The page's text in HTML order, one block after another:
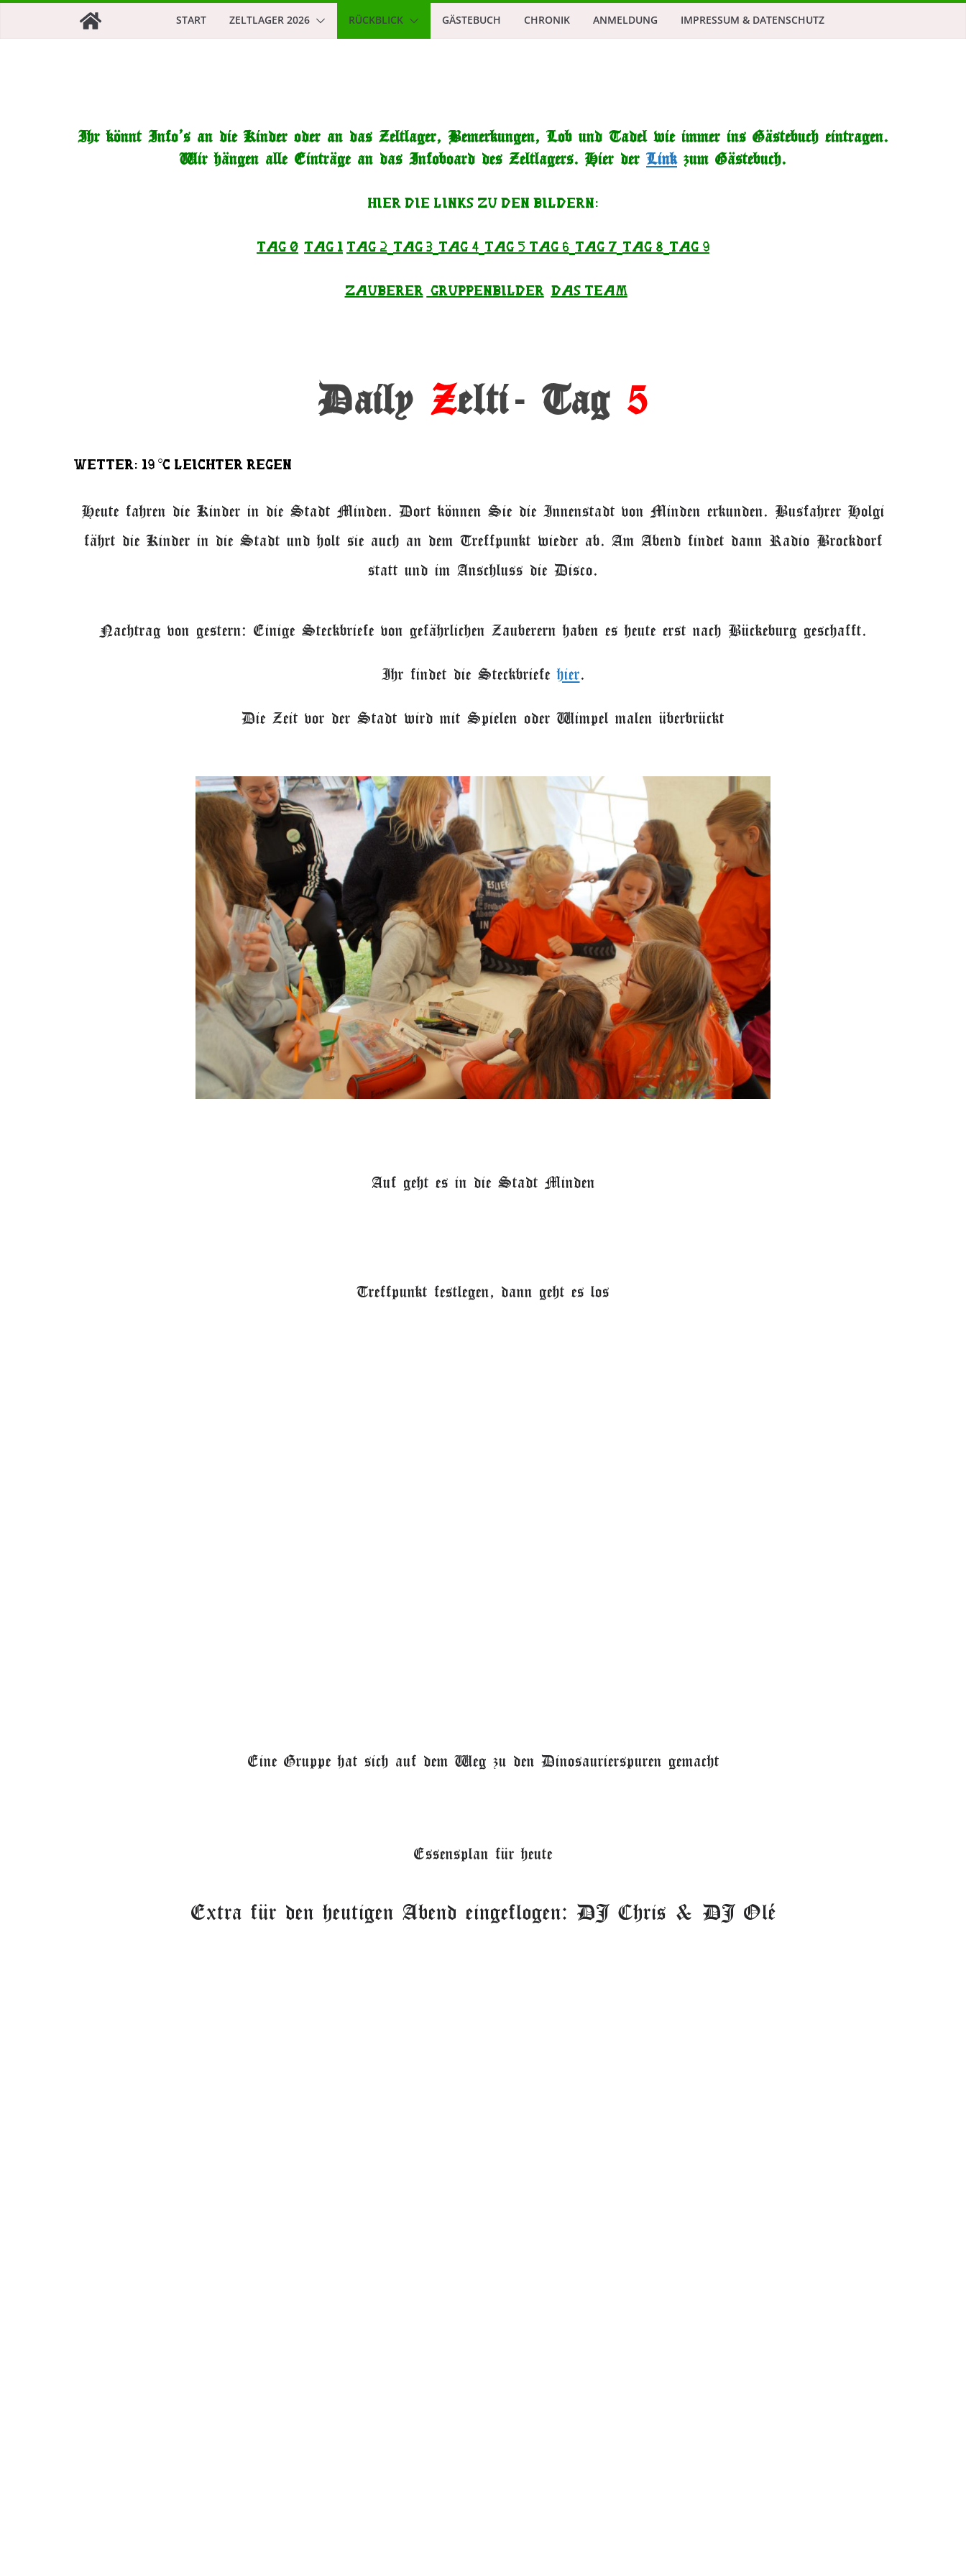
START ZELTLAGER 2026 RÜCKBLICK GÄSTEBUCH CHRONIK ANMELDUNG IMPRESSUM & DATENSCHUTZ
Ihr könnt Info’s an die Kinder oder an das Zeltlager, Bemerkungen, Lob und Tadel wie immer ins Gästebuch eintragen.
Wir hängen alle Einträge an das Infoboard des Zeltlagers. Hier derLinkzum Gästebuch.
Hier die Links zu den Bildern:
Tag 0 Tag 1 Tag 2 Tag 3 Tag 4 Tag 5 Tag 6 Tag 7 Tag 8 Tag 9
Zauberer Gruppenbilder Das Team
Daily Zelti- Tag 5
Wetter: 19 °C Leichter Regen
Heute fahren die Kinder in die Stadt Minden. Dort können Sie die Innenstadt von Minden erkunden. Busfahrer Holgi
fährt die Kinder in die Stadt und holt sie auch an dem Treffpunkt wieder ab. Am Abend findet dann Radio Brockdorf
statt und im Anschluss die Disco.
Nachtrag von gestern: Einige Steckbriefe von gefährlichen Zauberern haben es heute erst nach Bückeburg geschafft.
Ihr findet die Steckbriefehier.
Die Zeit vor der Stadt wird mit Spielen oder Wimpel malen überbrückt
Auf geht es in die Stadt Minden
Treffpunkt festlegen, dann geht es los
Eine Gruppe hat sich auf dem Weg zu den Dinosaurierspuren gemacht
Essensplan für heute
Extra für den heutigen Abend eingeflogen: DJ Chris & DJ Olé